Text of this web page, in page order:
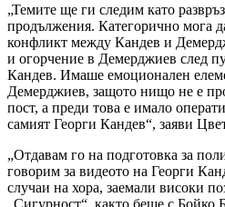
„Темите ще ги следим като
продължения. Категорично мога
конфликт между Кандев и
и огорчение в Демерджиев след
Кандев. Имаше емоционален
Демерджиев, защото нищо не е
пост, а преди това е имало
самият Георги Кандев“, заяви
„Отдавам го на подготовка за
говорим за видеото на Георги
случаи на хора, заемали високи
„Сигурност“, както беше с Бойко